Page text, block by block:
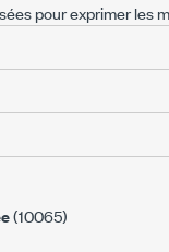
pour exprimer les
(10065)